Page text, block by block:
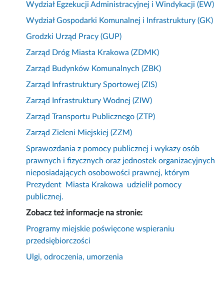
Wydział Egzekucji Administracyjnej i Windykacji (EW)
Wydział Gospodarki Komunalnej i Infrastruktury (GK)
Grodzki Urząd Pracy (GUP)
Zarząd Dróg Miasta Krakowa (ZDMK)
Zarząd Budynków Komunalnych (ZBK)
Zarząd Infrastruktury Sportowej (ZIS)
Zarząd Infrastruktury Wodnej (ZIW)
Zarząd Transportu Publicznego (ZTP)
Zarząd Zieleni Miejskiej (ZZM)
Sprawozdania z pomocy publicznej i wykazy osób
prawnych i fizycznych oraz jednostek organizacyjnych
nieposiadających osobowości prawnej, którym
Prezydent Miasta Krakowa udzielił pomocy
publicznej.
Zobacz też informacje na stronie:
Programy miejskie poświęcone wspieraniu
przedsiębiorczości
Ulgi, odroczenia, umorzenia